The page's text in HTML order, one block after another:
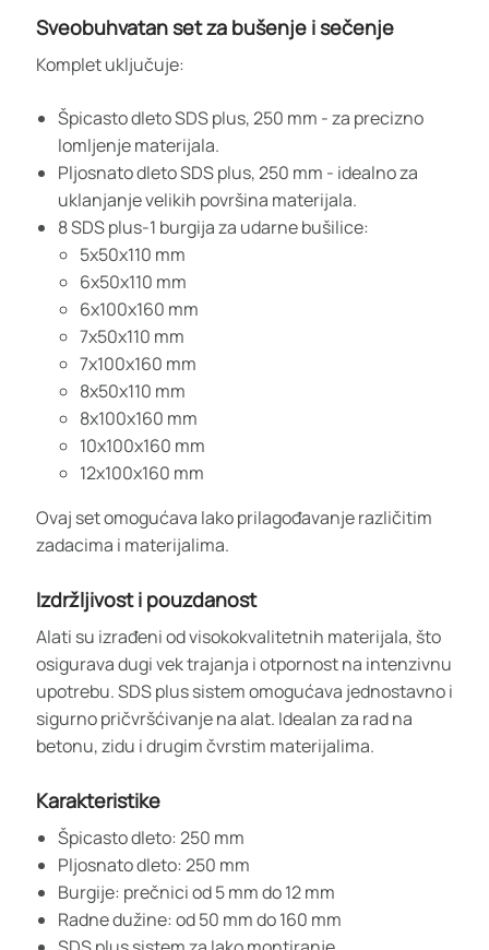
Sveobuhvatan set za bušenje i sečenje
Komplet uključuje:
Špicasto dleto SDS plus, 250 mm - za precizno
lomljenje materijala.
Pljosnato dleto SDS plus, 250 mm - idealno za
uklanjanje velikih površina materijala.
8 SDS plus-1 burgija za udarne bušilice:
5x50x110 mm
6x50x110 mm
6x100x160 mm
7x50x110 mm
7x100x160 mm
8x50x110 mm
8x100x160 mm
10x100x160 mm
12x100x160 mm
Ovaj set omogućava lako prilagođavanje različitim
zadacima i materijalima.
Izdržljivost i pouzdanost
Alati su izrađeni od visokokvalitetnih materijala, što
osigurava dugi vek trajanja i otpornost na intenzivnu
upotrebu. SDS plus sistem omogućava jednostavno i
sigurno pričvršćivanje na alat. Idealan za rad na
betonu, zidu i drugim čvrstim materijalima.
Karakteristike
Špicasto dleto: 250 mm
Pljosnato dleto: 250 mm
Burgije: prečnici od 5 mm do 12 mm
Radne dužine: od 50 mm do 160 mm